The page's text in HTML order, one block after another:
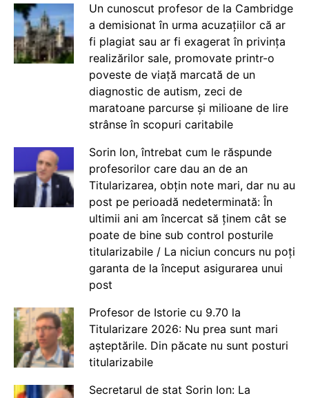
Un cunoscut profesor de la Cambridge
a demisionat în urma acuzațiilor că ar
fi plagiat sau ar fi exagerat în privința
realizărilor sale, promovate printr-o
poveste de viață marcată de un
diagnostic de autism, zeci de
maratoane parcurse și milioane de lire
strânse în scopuri caritabile
Sorin Ion, întrebat cum le răspunde
profesorilor care dau an de an
Titularizarea, obțin note mari, dar nu au
post pe perioadă nedeterminată: În
ultimii ani am încercat să ținem cât se
poate de bine sub control posturile
titularizabile / La niciun concurs nu poți
garanta de la început asigurarea unui
post
Profesor de Istorie cu 9.70 la
Titularizare 2026: Nu prea sunt mari
așteptările. Din păcate nu sunt posturi
titularizabile
Secretarul de stat Sorin Ion: La